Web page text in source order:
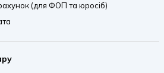
(для ФОП та юросіб)